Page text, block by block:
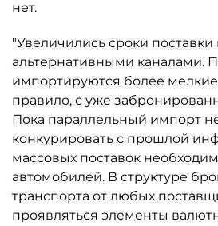
нет.
"Увеличились сроки
альтернативными каналами.
импортируются более мелкие
правило, с уже
Пока параллельный импорт
конкурировать с прошлой
массовых поставок
автомобилей. В структуре
транспорта от любых
проявляться элементы